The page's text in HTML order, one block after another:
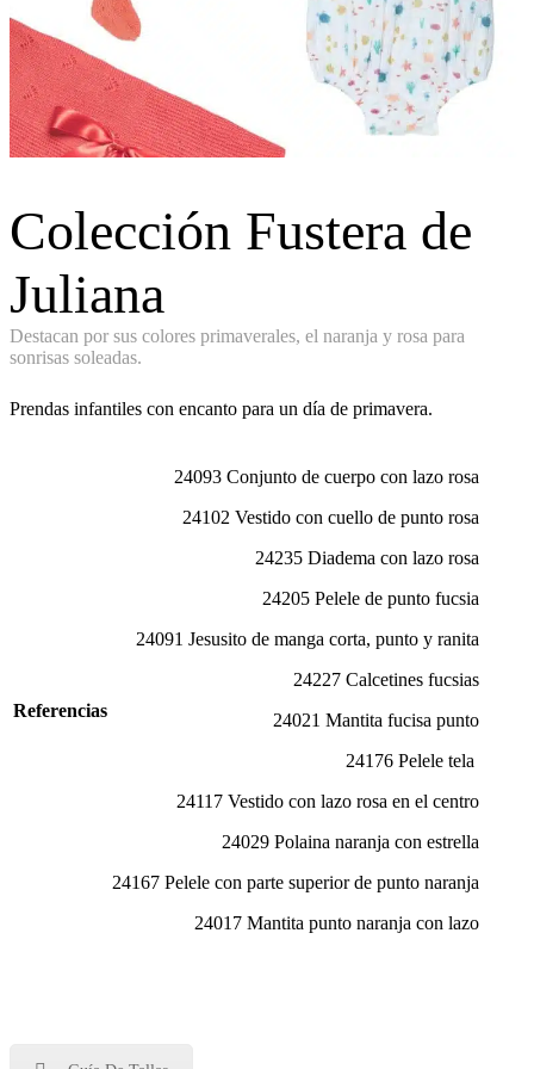
Colección Fustera de
Juliana
Destacan por sus colores primaverales, el naranja y rosa para
sonrisas soleadas.
Prendas infantiles con encanto para un día de primavera.
Referencias
24093 Conjunto de cuerpo con lazo rosa
24102 Vestido con cuello de punto rosa
24235 Diadema con lazo rosa
24205 Pelele de punto fucsia
24091 Jesusito de manga corta, punto y ranita
24227 Calcetines fucsias
24021 Mantita fucisa punto
24176 Pelele tela
24117 Vestido con lazo rosa en el centro
24029 Polaina naranja con estrella
24167 Pelele con parte superior de punto naranja
24017 Mantita punto naranja con lazo